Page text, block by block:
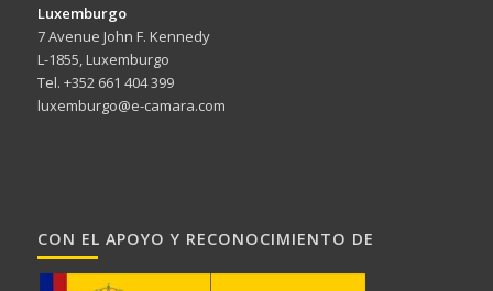
Luxemburgo
7 Avenue John F. Kennedy
L-1855, Luxemburgo
Tel. +352 661 404 399
luxemburgo@e-camara.com
CON EL APOYO Y RECONOCIMIENTO DE